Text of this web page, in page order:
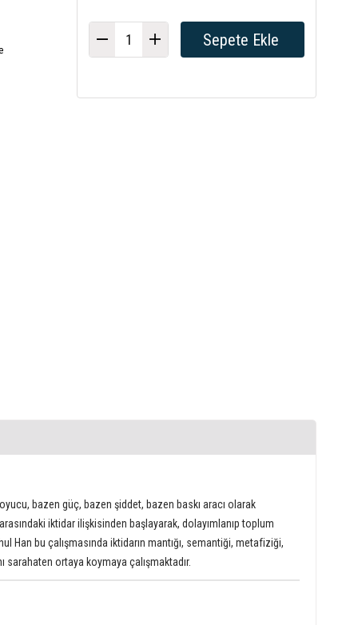
bazen güç, bazen şiddet, bazen baskı aracı olarak
iktidar ilişkisinden başlayarak, dolayımlanıp toplum
bu çalışmasında iktidarın mantığı, semantiği, metafiziği,
ortaya koymaya çalışmaktadır.